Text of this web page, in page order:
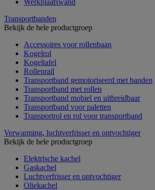
Transportbanden
Bekijk de hele productgroep
Accessoires voor rollenbaan
Kogelrol
Kogeltafel
Rollenrail
Transportband gemotoriseerd met banden
Transportband met rollen
Transportband mobiel en uitbreidbaar
Transportband voor paletten
Transportrol en rol voor transportband
Verwarming, luchtverfrisser en ontvochtiger
Bekijk de hele productgroep
Elektrische kachel
Gaskachel
Luchtverfrisser en ontvochtiger
Oliekachel